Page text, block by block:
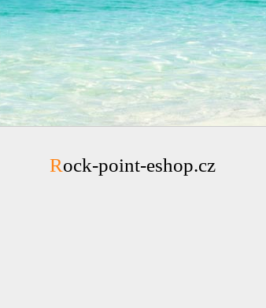
Rock-point-eshop.cz